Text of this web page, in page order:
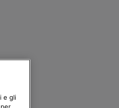
e gli